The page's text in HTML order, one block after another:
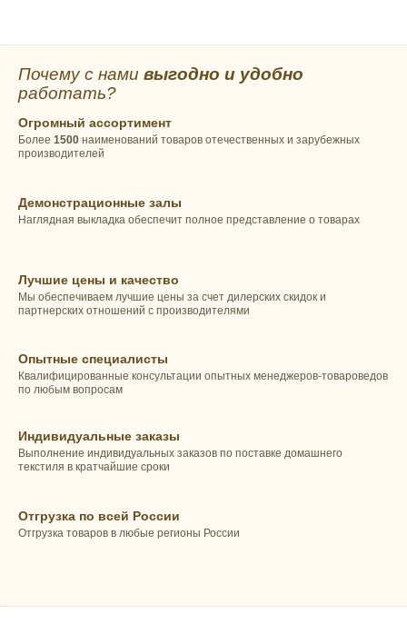
Почему с нами выгодно и удобно
работать?
Огромный ассортимент
Более 1500 наименований товаров отечественных и зарубежных
производителей
Демонстрационные залы
Наглядная выкладка обеспечит полное представление о товарах
Лучшие цены и качество
Мы обеспечиваем лучшие цены за счет дилерских скидок и
партнерских отношений с производителями
Опытные специалисты
Квалифицированные консультации опытных менеджеров-товароведов
по любым вопросам
Индивидуальные заказы
Выполнение индивидуальных заказов по поставке домашнего
текстиля в кратчайшие сроки
Отгрузка по всей России
Отгрузка товаров в любые регионы России